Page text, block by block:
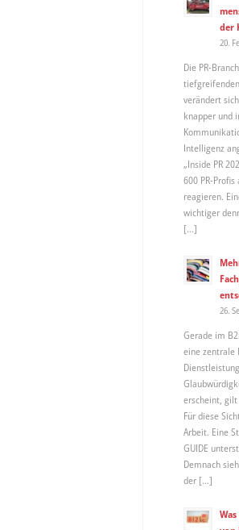
der
20.
Die PR-
verändert
knapper und
Intelligenz
„Inside PR
600 PR-
reagieren.
wichtiger
[…]
26.
Gerade im
eine zentrale
erscheint,
Für diese
Arbeit. Eine
GUIDE
Demnach
der […]